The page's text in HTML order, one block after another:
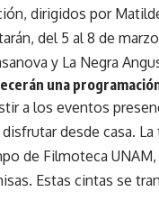
dirigidos por
del 5 al 8 de
y La Negra
una
a los eventos
desde casa.
de Filmoteca
Estas cintas se